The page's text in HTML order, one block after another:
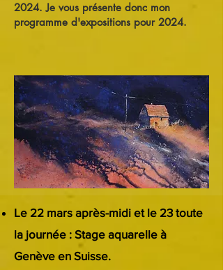
2024. Je vous présente donc mon
programme d'expositions pour 2024.
Le 22 mars après-midi et le 23 toute
la journée : Stage aquarelle à
Genève en Suisse.